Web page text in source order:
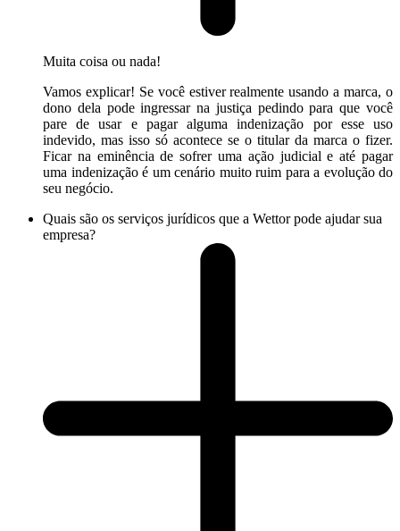
Muita coisa ou nada!
Vamos explicar! Se você estiver realmente usando a marca, o
dono dela pode ingressar na justiça pedindo para que você
pare de usar e pagar alguma indenização por esse uso
indevido, mas isso só acontece se o titular da marca o fizer.
Ficar na eminência de sofrer uma ação judicial e até pagar
uma indenização é um cenário muito ruim para a evolução do
seu negócio.
Quais são os serviços jurídicos que a Wettor pode ajudar sua
empresa?